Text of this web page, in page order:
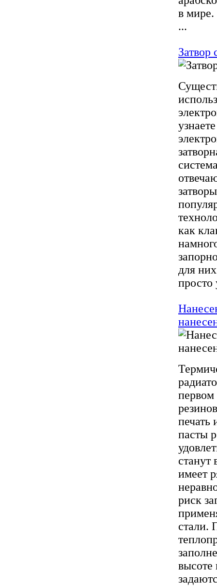
в мире.
...
Затвор
как
для
просто
первом
печать
пасты
станут
имеет
риск
стали.
высоте